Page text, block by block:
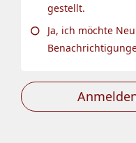
gestellt.
Ja, ich möchte